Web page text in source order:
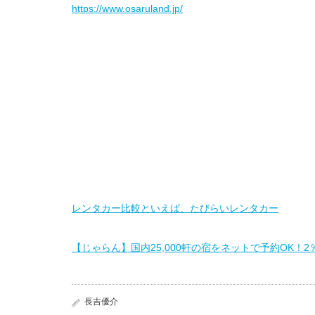
https://www.osaruland.jp/
レンタカー比較といえば、たびらいレンタカー
【じゃらん】国内25,000軒の宿をネットで予約OK！2
長吉優介